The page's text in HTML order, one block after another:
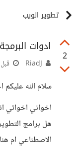
تطوير الويب
2
ادوات
سلام الله
اخواني اخواتي
الاصطناعي ام